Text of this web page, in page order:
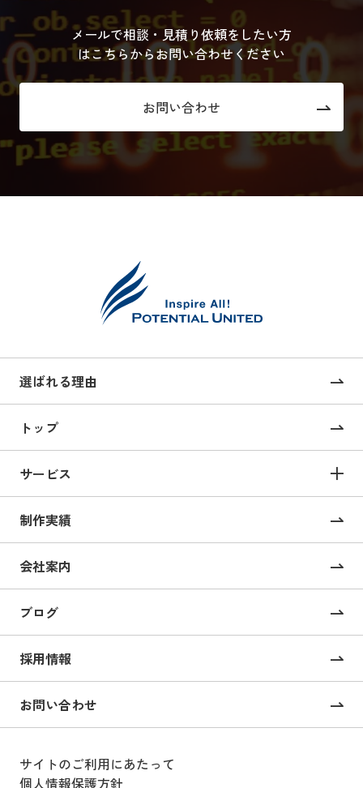
メールで相談・見積り依頼をしたい方
はこちらからお問い合わせください
お問い合わせ
選ばれる理由
トップ
サービス
サービス TOP
サイト構築
コーポレートサイト制作
採用サイト制作
CMS構築・導入
オンライン校正ツール “UI Collabo”
Webコンサルティング
Webサイト運用支援
制作実績
会社案内
ブログ
採用情報
お問い合わせ
サイトのご利用にあたって
個人情報保護方針